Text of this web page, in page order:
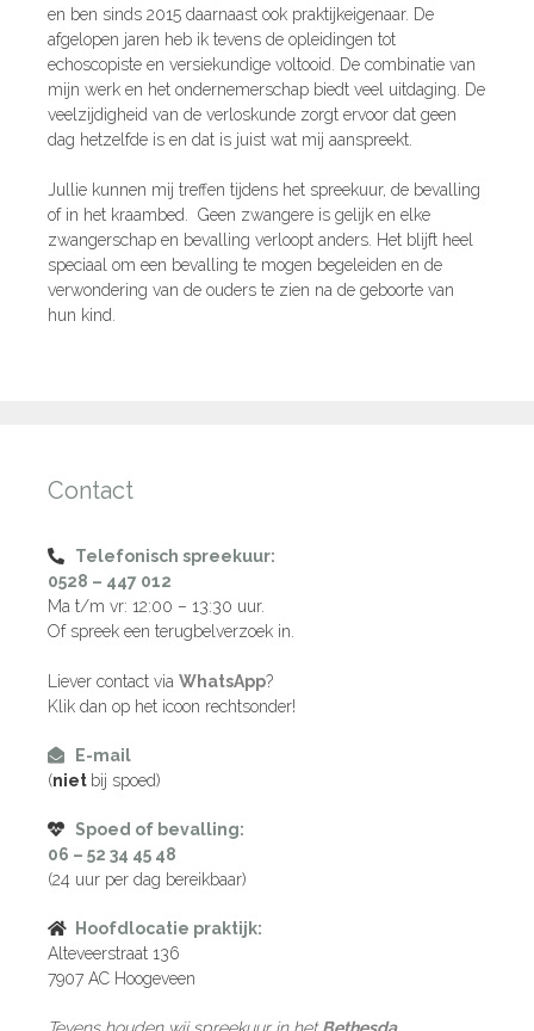
en ben sinds 2015 daarnaast ook praktijkeigenaar. De
afgelopen jaren heb ik tevens de opleidingen tot
echoscopiste en versiekundige voltooid. De combinatie van
mijn werk en het ondernemerschap biedt veel uitdaging. De
veelzijdigheid van de verloskunde zorgt ervoor dat geen
dag hetzelfde is en dat is juist wat mij aanspreekt.
Jullie kunnen mij treffen tijdens het spreekuur, de bevalling
of in het kraambed. Geen zwangere is gelijk en elke
zwangerschap en bevalling verloopt anders. Het blijft heel
speciaal om een bevalling te mogen begeleiden en de
verwondering van de ouders te zien na de geboorte van
hun kind.
Contact
Telefonisch spreekuur:
0528 – 447 012
Ma t/m vr: 12:00 – 13:30 uur.
Of spreek een terugbelverzoek in.
Liever contact via WhatsApp?
Klik dan op het icoon rechtsonder!
E-mail
(niet bij spoed)
Spoed of bevalling:
06 – 52 34 45 48
(24 uur per dag bereikbaar)
Hoofdlocatie praktijk:
Alteveerstraat 136
7907 AC Hoogeveen